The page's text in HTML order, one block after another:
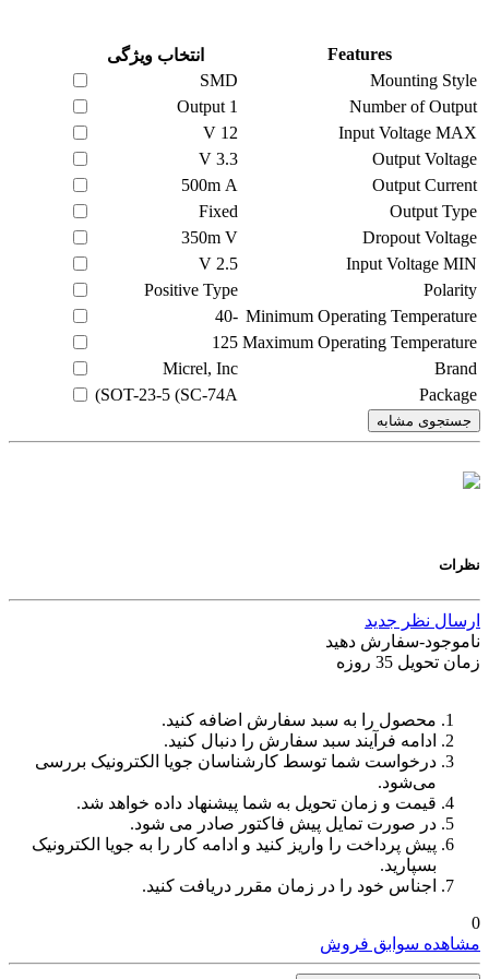
Features
انتخاب ویژگی
Mounting Style
SMD
Number of Output
1 Output
Input Voltage MAX
12 V
Output Voltage
3.3 V
Output Current
500m A
Output Type
Fixed
Dropout Voltage
350m V
Input Voltage MIN
2.5 V
Polarity
Positive Type
Minimum Operating Temperature
-40
Maximum Operating Temperature
125
Brand
Micrel, Inc
Package
SOT-23-5 (SC-74A)
جستجوی مشابه
نظرات
ارسال نظر جدید
ناموجود-سفارش دهید
زمان تحویل 35 روزه
محصول را به سبد سفارش اضافه کنید.
ادامه فرآیند سبد سفارش را دنبال کنید.
درخواست شما توسط کارشناسان جویا الکترونیک بررسی
می‌شود.
قیمت و زمان تحویل به شما پیشنهاد داده خواهد شد.
در صورت تمایل پیش فاکتور صادر می شود.
پیش پرداخت را واریز کنید و ادامه کار را به جویا الکترونیک
بسپارید.
اجناس خود را در زمان مقرر دریافت کنید.
0
مشاهده سوابق فروش